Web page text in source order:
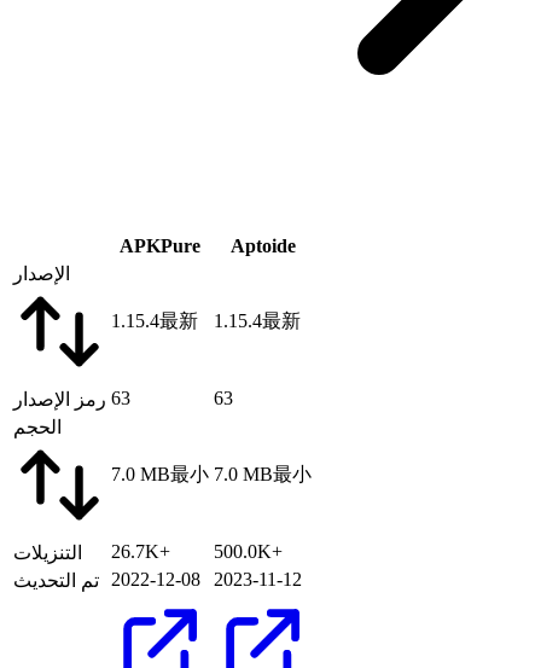
APKPure
Aptoide
الإصدار
1.15.4最新 1.15.4最新
رمز الإصدار 63
63
الحجم
7.0 MB最小 7.0 MB最小
التنزيلات 26.7K+
500.0K+
تم التحديث
2022-12-08 2023-11-12